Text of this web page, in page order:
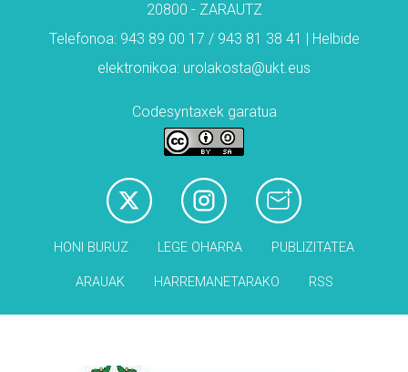
20800 - ZARAUTZ
Telefonoa: 943 89 00 17 / 943 81 38 41 | Helbide
elektronikoa: urolakosta@ukt.eus
Codesyntaxek garatua
HONI BURUZ LEGE OHARRA PUBLIZITATEA
ARAUAK HARREMANETARAKO RSS